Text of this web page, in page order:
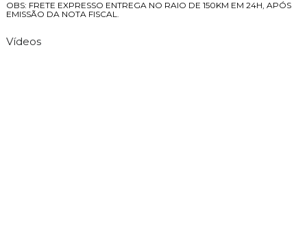
OBS: FRETE EXPRESSO ENTREGA NO RAIO DE 150KM EM 24H, APÓS
EMISSÃO DA NOTA FISCAL.
Vídeos